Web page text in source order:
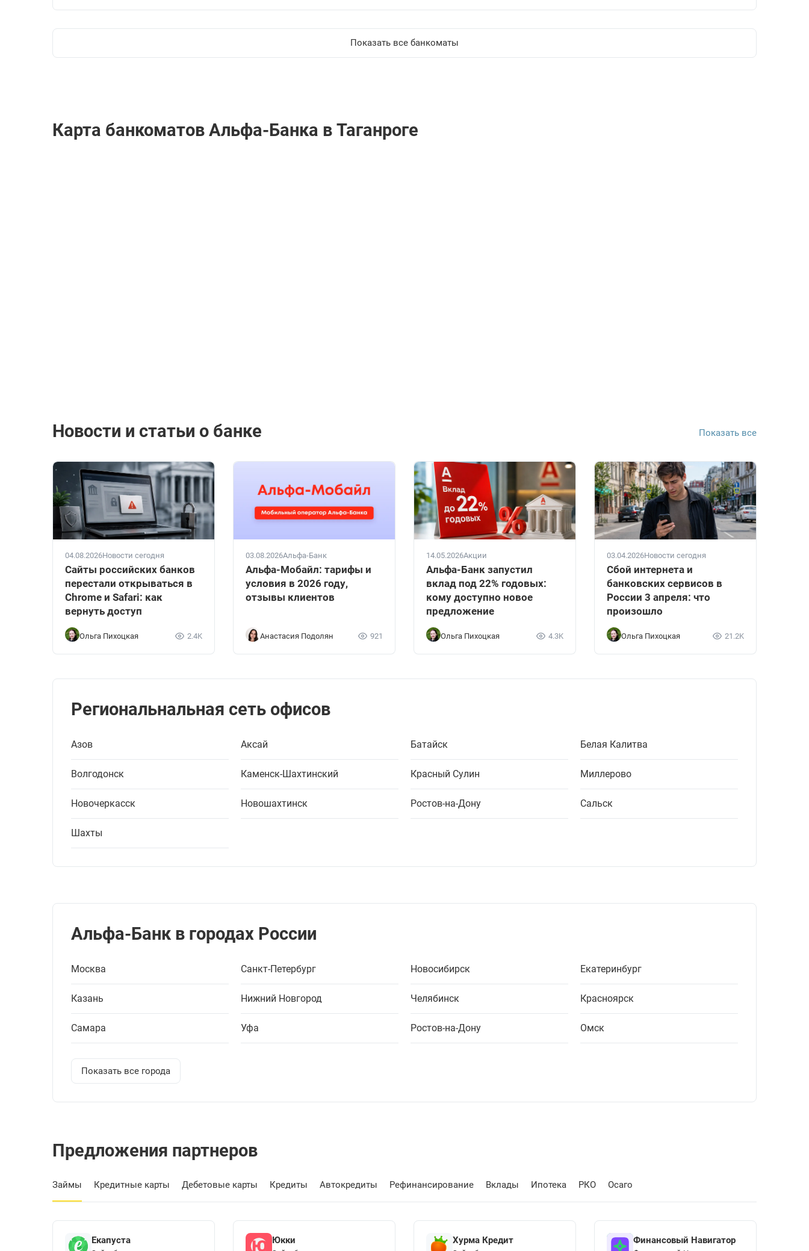
Показать все банкоматы
Карта банкоматов Альфа-Банкa в Таганроге
Новости и статьи о банке Показать все
04.08.2026Новости сегодня
Сайты российских банков
перестали открываться в
Chrome и Safari: как
вернуть доступ
Ольга Пихоцкая 2.4K
03.08.2026Альфа-Банк
Альфа-Мобайл: тарифы и
условия в 2026 году,
отзывы клиентов
Анастасия Подолян 921
14.05.2026Акции
Альфа-Банк запустил
вклад под 22% годовых:
кому доступно новое
предложение
Ольга Пихоцкая 4.3K
03.04.2026Новости сегодня
Сбой интернета и
банковских сервисов в
России 3 апреля: что
произошло
Ольга Пихоцкая 21.2K
Региональнальная сеть офисов
Азов Аксай Батайск Белая Калитва
Волгодонск Каменск-Шахтинский Красный Сулин Миллерово
Новочеркасск Новошахтинск Ростов-на-Дону Сальск
Шахты
Альфа-Банк в городах России
Москва Санкт-Петербург Новосибирск Екатеринбург
Казань Нижний Новгород Челябинск Красноярск
Самара Уфа Ростов-на-Дону Омск
Показать все города
Предложения партнеров
Займы Кредитные карты Дебетовые карты Кредиты Автокредиты Рефинансирование Вклады Ипотека РКО Осаго
Екапуста Юкки Хурма Кредит Финансовый Навигатор